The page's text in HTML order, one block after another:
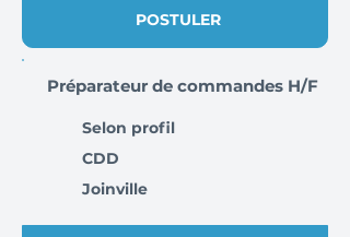
POSTULER
Préparateur de commandes H/F
Selon profil
CDD
Joinville